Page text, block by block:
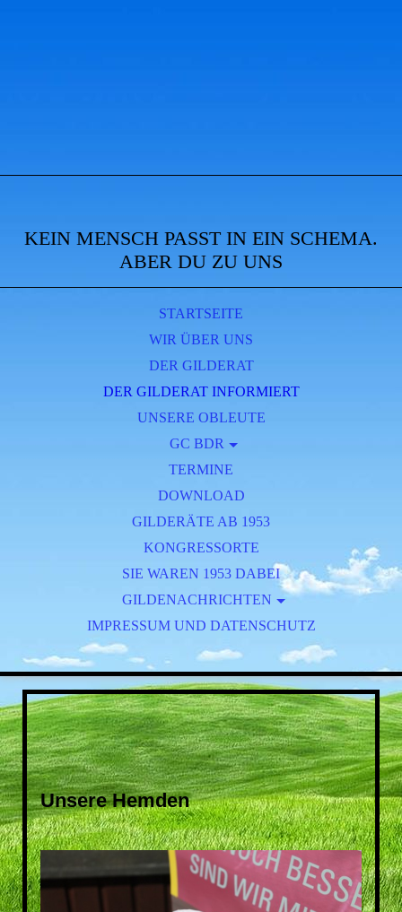
KEIN MENSCH PASST IN EIN SCHEMA.
ABER DU ZU UNS
STARTSEITE
WIR ÜBER UNS
DER GILDERAT
DER GILDERAT INFORMIERT
UNSERE OBLEUTE
GC BDR
BRT 2025
TERMINE
DOWNLOAD
GILDERÄTE AB 1953
KONGRESSORTE
SIE WAREN 1953 DABEI
GILDENACHRICHTEN
FESTSCHRIFT 125 JAHRE BEG
AKTUELL
JAHRGANG 1957 - 1961
JAHRGANG 1961 - 1965
JAHRGANG 1966 - 1970
JAHRGANG 1971 - 1974
IMPRESSUM UND DATENSCHUTZ
Unsere Hemden